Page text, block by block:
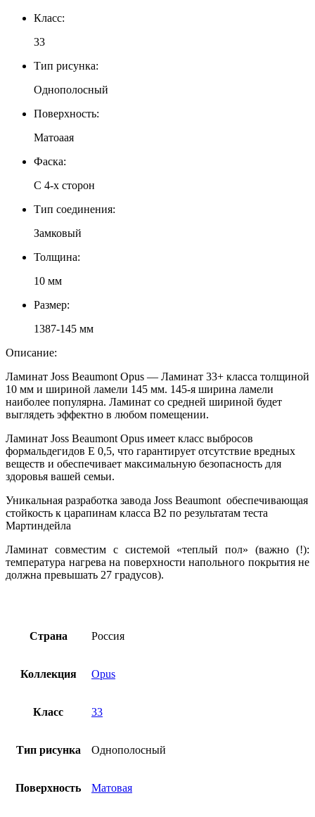
Класс:
33
Тип рисунка:
Однополосный
Поверхность:
Матоаая
Фаска:
С 4-х сторон
Тип соединения:
Замковый
Толщина:
10 мм
Размер:
1387-145 мм
Описание:
Ламинат Joss Beaumont Opus — Ламинат 33+ класса толщиной
10 мм и шириной ламели 145 мм. 145-я ширина ламели
наиболее популярна. Ламинат со средней шириной будет
выглядеть эффектно в любом помещении.
Ламинат Joss Beaumont Opus имеет класс выбросов
формальдегидов Е 0,5, что гарантирует отсутствие вредных
веществ и обеспечивает максимальную безопасность для
здоровья вашей семьи.
Уникальная разработка завода Joss Beaumont обеспечивающая
стойкость к царапинам класса В2 по результатам теста
Мартиндейла
Ламинат совместим с системой «теплый пол» (важно (!):
температура нагрева на поверхности напольного покрытия не
должна превышать 27 градусов).
Страна Россия
Коллекция Opus
Класс 33
Тип рисунка Однополосный
Поверхность Матовая